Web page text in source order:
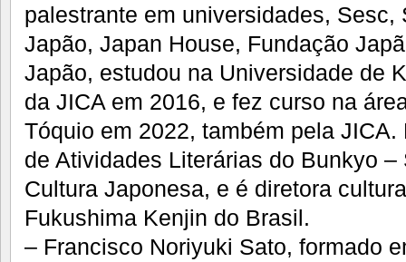
palestrante em universidades, Sesc,
Japão, Japan House, Fundação
Japão, estudou na Universidade de
da JICA em 2016, e fez curso na
Tóquio em 2022, também pela
de Atividades Literárias do Bunkyo
Cultura Japonesa, e é diretora
Fukushima Kenjin do Brasil.
– Francisco Noriyuki Sato, formado